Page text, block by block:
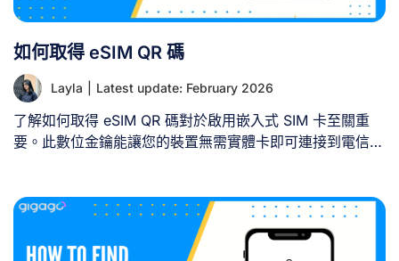
如何取得 eSIM QR 碼
Layla Latest update: February 2026
了解如何取得 eSIM QR 碼對於啟用嵌入式 SIM 卡至關重
要。此數位金鑰能讓您的裝置無需實體卡即可連接到電信商
選擇 eSIM 方案、驗證身分，並以數位或列印形式取得 QR
碼。取得後，您只需用裝置掃描此碼即可完成啟用程序。
一、何謂 eSIM [...]